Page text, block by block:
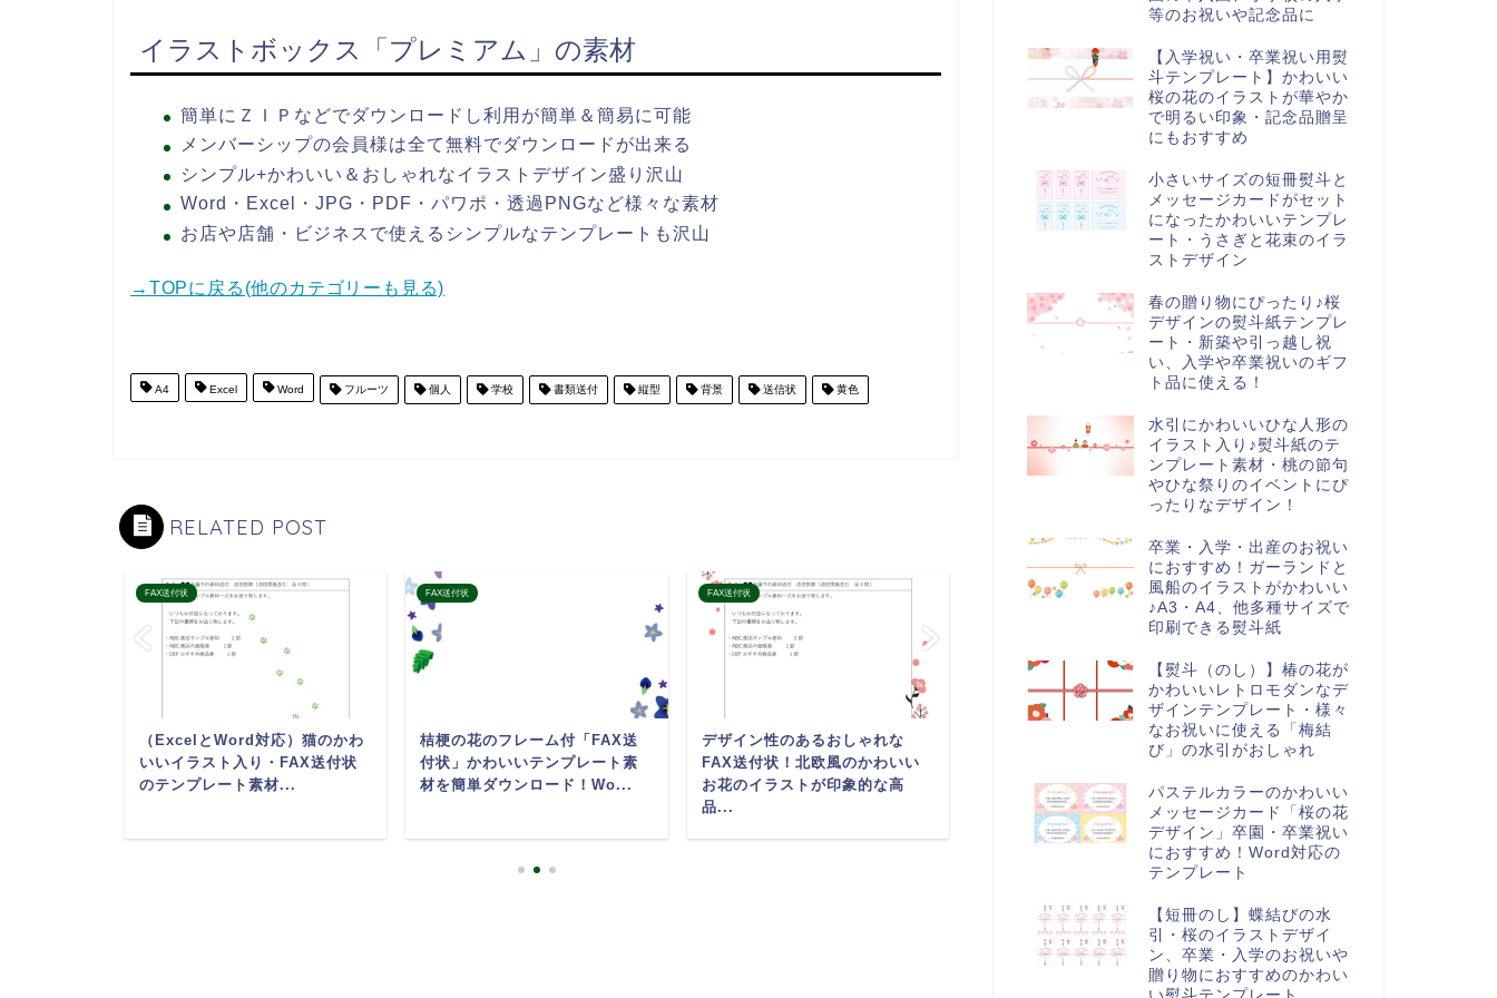
イラストボックス「プレミアム」の素材
簡単にＺＩＰなどでダウンロードし利用が簡単＆簡易に可能
メンバーシップの会員様は全て無料でダウンロードが出来る
シンプル+かわいい＆おしゃれなイラストデザイン盛り沢山
Word・Excel・JPG・PDF・パワポ・透過PNGなど様々な素材
お店や店舗・ビジネスで使えるシンプルなテンプレートも沢山
→TOPに戻る(他のカテゴリーも見る)
A4 Excel Word フルーツ 個人 学校 書類送付 縦型 背景 送信状 黄色
RELATED POST
FAX送付状
（ExcelとWord対応）猫のかわ
いいイラスト入り・FAX送付状
のテンプレート素材...
FAX送付状
桔梗の花のフレーム付「FAX送
付状」かわいいテンプレート素
材を簡単ダウンロード！Wo...
FAX送付状
デザイン性のあるおしゃれな
FAX送付状！北欧風のかわいい
お花のイラストが印象的な高
品...
（ExcelとWord対応）猫のかわ
いいイラスト入り・FAX送付状
のテンプレート素材...
FAX送付状
桔梗の花のフレーム付「FAX送
付状」かわいいテンプレート素
材を簡単ダウンロード！Wo...
等のお祝いや記念品に
【入学祝い・卒業祝い用熨
斗テンプレート】かわいい
桜の花のイラストが華やか
で明るい印象・記念品贈呈
にもおすすめ
小さいサイズの短冊熨斗と
メッセージカードがセット
になったかわいいテンプレ
ート・うさぎと花束のイラ
ストデザイン
春の贈り物にぴったり♪桜
デザインの熨斗紙テンプレ
ート・新築や引っ越し祝
い、入学や卒業祝いのギフ
ト品に使える！
水引にかわいいひな人形の
イラスト入り♪熨斗紙のテ
ンプレート素材・桃の節句
やひな祭りのイベントにぴ
ったりなデザイン！
卒業・入学・出産のお祝い
におすすめ！ガーランドと
風船のイラストがかわいい
♪A3・A4、他多種サイズで
印刷できる熨斗紙
【熨斗（のし）】椿の花が
かわいいレトロモダンなデ
ザインテンプレート・様々
なお祝いに使える「梅結
び」の水引がおしゃれ
パステルカラーのかわいい
メッセージカード「桜の花
デザイン」卒園・卒業祝い
におすすめ！Word対応の
テンプレート
【短冊のし】蝶結びの水
引・桜のイラストデザイ
ン、卒業・入学のお祝いや
贈り物におすすめのかわい